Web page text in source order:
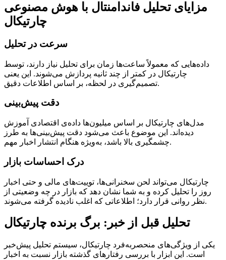
مزایای تحلیل فاندامنتال با هوش مصنوعی
چارتیکال
سرعت در تحلیل
داده‌هایی که معمولاً ساعت‌ها زمان برای تحلیل نیاز دارند، توسط
چارتیکال در کمتر از چند ثانیه پردازش می‌شوند. این یعنی
تصمیم‌گیری در لحظه، بر اساس اطلاعات دقیق.
دقت پیش‌بینی
مدل‌های چارتیکال بر اساس میلیون‌ها داده‌ی اقتصادی آموزش
دیده‌اند. این موضوع باعث می‌شود دقت پیش‌بینی‌ها به طرز
چشمگیری بالا باشد، به‌ویژه هنگام انتشار اخبار مهم.
درک احساسات بازار
چارتیکال می‌تواند لحن سخنرانی‌ها، توییت‌های مالی و حتی اخبار
روز را تحلیل کرده و به شما نشان دهد که بازار در چه وضعیتی از
نظر روانی قرار دارد؛ اطلاعاتی که اغلب نادیده گرفته می‌شوند.
تحلیل قبل از خبر: برگ برنده چارتیکال
یکی از ویژگی‌های منحصربه‌فرد چارتیکال، سیستم تحلیل پیش‌خبر
است. این ابزار با بررسی رفتارهای گذشته بازار نسبت به اخبار